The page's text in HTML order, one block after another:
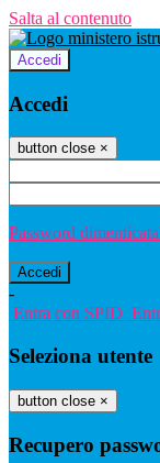
Salta al contenuto
Accedi
Accedi
button close ×
Password
-
Entra con SPID
Seleziona utente
button close ×
Recupero